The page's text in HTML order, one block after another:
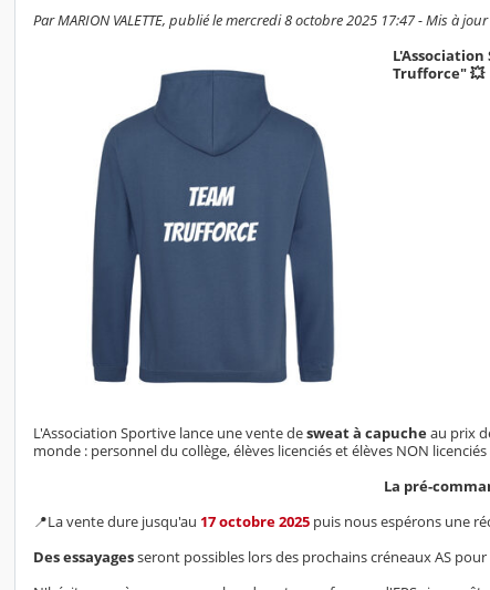
Par MARION VALETTE, publié le mercredi 8 octobre 2025 17:47 - Mis à
Trufforce" 💥
L'Association Sportive lance une vente desweat à capucheau prix
monde : personnel du collège, élèves licenciés et élèves NON licenciés
La pré-
📍La vente dure jusqu'au 17 octobre 2025 puis nous espérons une
Des essayagesseront possibles lors des prochains créneaux AS